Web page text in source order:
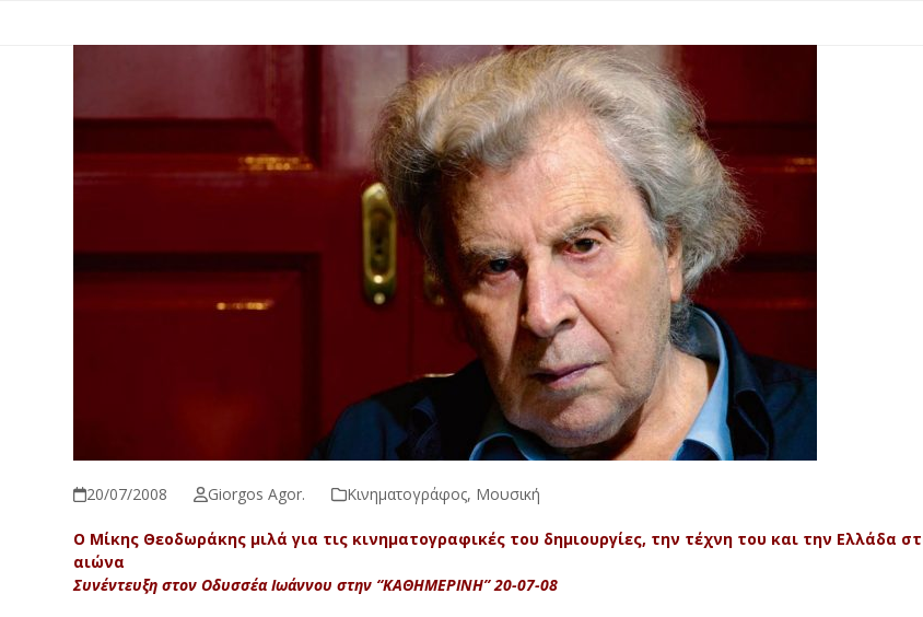
20/07/2008 Giorgos Agor. Κινηματογράφος, Μουσική
Ο Μίκης Θεοδωράκης μιλά για τις κινηματογραφικές του δημιουργίες, την τέχνη του και την Ελλάδα
αιώνα
Συνέντευξη στον Οδυσσέα Ιωάννου στην “ΚΑΘΗΜΕΡΙΝΗ” 20-07-08